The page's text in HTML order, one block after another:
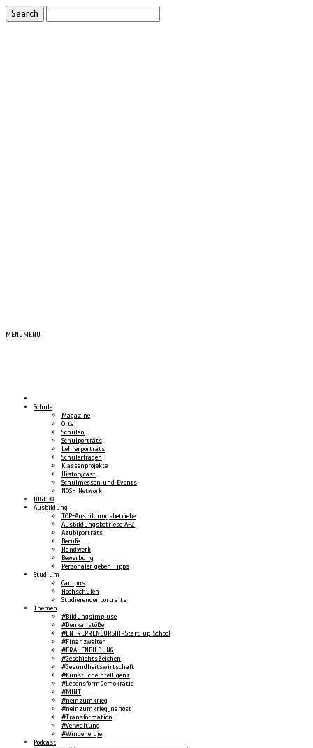
MENUMENU
Schule
Magazine
Orte
Schulen
Schulporträts
Lehrerporträts
Schülerfragen
Klassenprojekte
Historycast
Schulmessen und Events
NOSH Network
DIGI:BO
Ausbildung
TOP-Ausbildungsbetriebe
Ausbildungsbetriebe A-Z
Azubiporträts
Berufe
Handwerk
Bewerbung
Personaler geben Tipps
Studium
Campus
Hochschulen
Studierendenportraits
Themen
#Bildungsimpluse
#Denkanstöße
#ENTREPRENEURSHIP.Start_up_School
#Finanzwelten
#FRAUENBILDUNG
#GeschichtsZeichen
#Gesundheitswirtschaft
#KünstlicheIntelligenz
#LebensformDemokratie
#MINT
#neinzumkrieg
#neinzumkrieg_nahost
#Transformation
#Verwaltung
#Windenergie
Podcast